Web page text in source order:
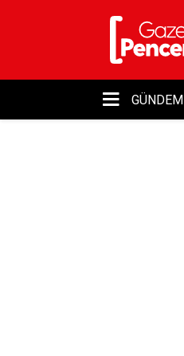
GÜNDEM